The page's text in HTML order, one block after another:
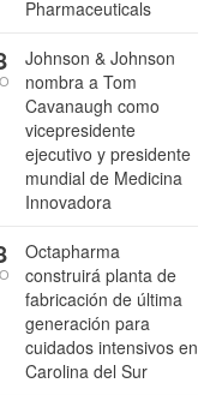
Pharmaceuticals
Johnson & Johnson
nombra a Tom
Cavanaugh como
vicepresidente
ejecutivo y presidente
mundial de Medicina
Innovadora
Octapharma
construirá planta de
fabricación de última
generación para
cuidados intensivos en
Carolina del Sur